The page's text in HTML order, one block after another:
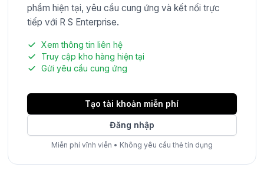
phẩm hiện tại, yêu cầu cung ứng và kết nối trực
tiếp với R S Enterprise.
Xem thông tin liên hệ
Truy cập kho hàng hiện tại
Gửi yêu cầu cung ứng
Tạo tài khoản miễn phí
Đăng nhập
Miễn phí vĩnh viễn • Không yêu cầu thẻ tín dụng